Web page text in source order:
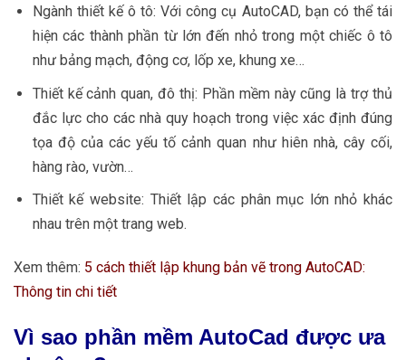
Ngành thiết kế ô tô: Với công cụ AutoCAD, bạn có thể tái
hiện các thành phần từ lớn đến nhỏ trong một chiếc ô tô
như bảng mạch, động cơ, lốp xe, khung xe…
Thiết kế cảnh quan, đô thị: Phần mềm này cũng là trợ thủ
đắc lực cho các nhà quy hoạch trong việc xác định đúng
tọa độ của các yếu tố cảnh quan như hiên nhà, cây cối,
hàng rào, vườn…
Thiết kế website: Thiết lập các phân mục lớn nhỏ khác
nhau trên một trang web.
Xem thêm: 5 cách thiết lập khung bản vẽ trong AutoCAD:
Thông tin chi tiết
Vì sao phần mềm AutoCad được ưa